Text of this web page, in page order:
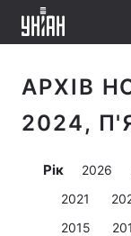
АРХІВ
2024,
Рік 2026
2021
2015